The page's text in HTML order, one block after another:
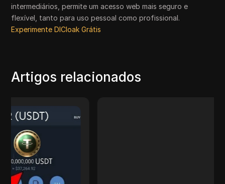
intermediários, permite um acesso web mais seguro e
flexível, tanto para uso pessoal como profissional.
Experimente DICloak Grátis
Artigos relacionados